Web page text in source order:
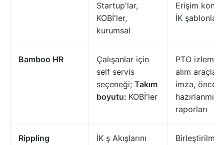
Startup'lar,
KOBİ'ler,
kurumsal
Erişim
İK şablonları
Bamboo HR
Çalışanlar için
self servis
seçeneği; Takım
boyutu: KOBİ'ler
PTO izleme,
alım
imza,
hazırlanmış
raporları
Rippling
İK ş Akışlarını
Birleştirilmiş